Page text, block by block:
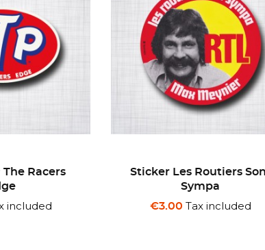
Sont
included
Sticker US Navy Patrol
Torpedo PT 109
€3.00 Tax included